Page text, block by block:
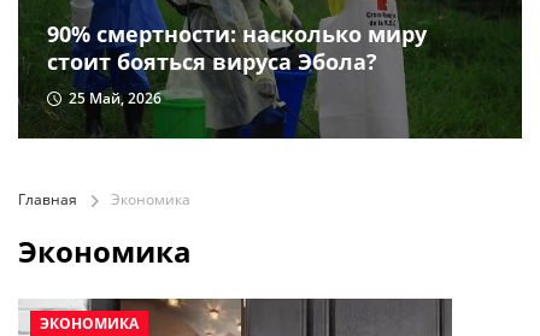
90% смертности: насколько миру
стоит бояться вируса Эбола?
25 Май, 2026
Главная Экономика
Экономика
ЭКОНОМИКА